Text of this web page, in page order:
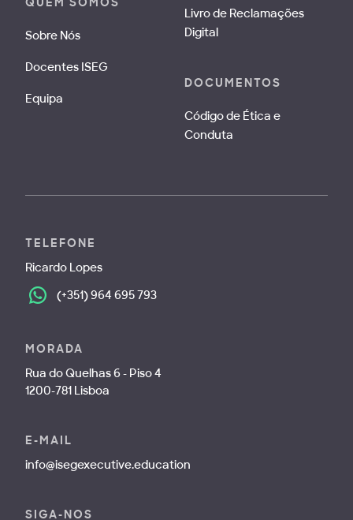
Sobre Nós
Docentes ISEG
Equipa
Livro de Reclamações
Digital
DOCUMENTOS
Código de Ética e
Conduta
TELEFONE
Ricardo Lopes
(+351) 964 695 793
MORADA
Rua do Quelhas 6 - Piso 4
1200-781 Lisboa
E-MAIL
info@isegexecutive.education
SIGA-NOS